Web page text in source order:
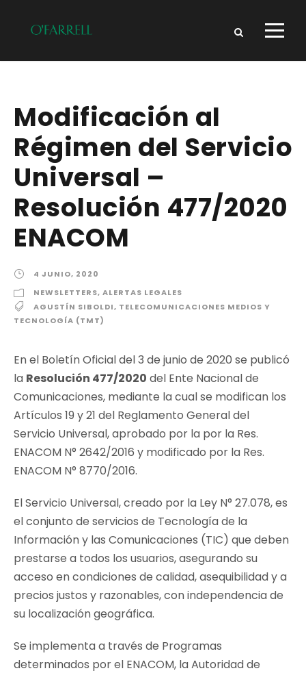
Modificación al
Régimen del Servicio
Universal –
Resolución 477/2020
ENACOM
4 JUNIO, 2020
NEWSLETTERS, ALERTAS LEGALES
AGUSTÍN SIBOLDI, TELECOMUNICACIONES MEDIOS Y
TECNOLOGÍA (TMT)
En el Boletín Oficial del 3 de junio de 2020 se publicó
la Resolución 477/2020 del Ente Nacional de
Comunicaciones, mediante la cual se modifican los
Artículos 19 y 21 del Reglamento General del
Servicio Universal, aprobado por la por la Res.
ENACOM N° 2642/2016 y modificado por la Res.
ENACOM N° 8770/2016.
El Servicio Universal, creado por la Ley N° 27.078, es
el conjunto de servicios de Tecnología de la
Información y las Comunicaciones (TIC) que deben
prestarse a todos los usuarios, asegurando su
acceso en condiciones de calidad, asequibilidad y a
precios justos y razonables, con independencia de
su localización geográfica.
Se implementa a través de Programas
determinados por el ENACOM, la Autoridad de